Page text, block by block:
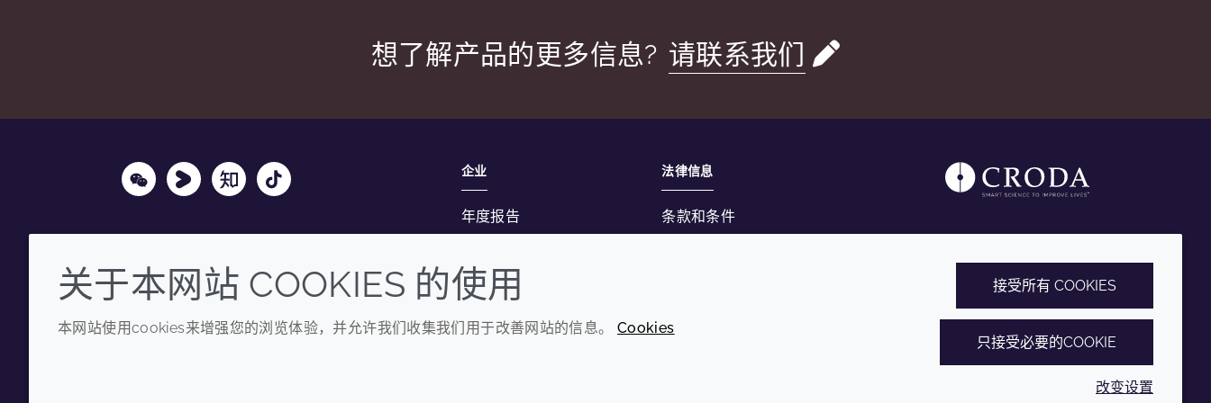
想了解产品的更多信息? 请联系我们
WechatYoukuZhihu Tiktok
企业
年度报告
禾大集团
法律信息
条款和条件
关于本网站 COOKIES 的使用
本网站使用cookies来增强您的浏览体验，并允许我们收集我们用于改善网站的信息。 Cookies
接受所有 COOKIES
只接受必要的COOKIE
改变设置